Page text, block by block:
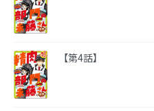
【第4話】